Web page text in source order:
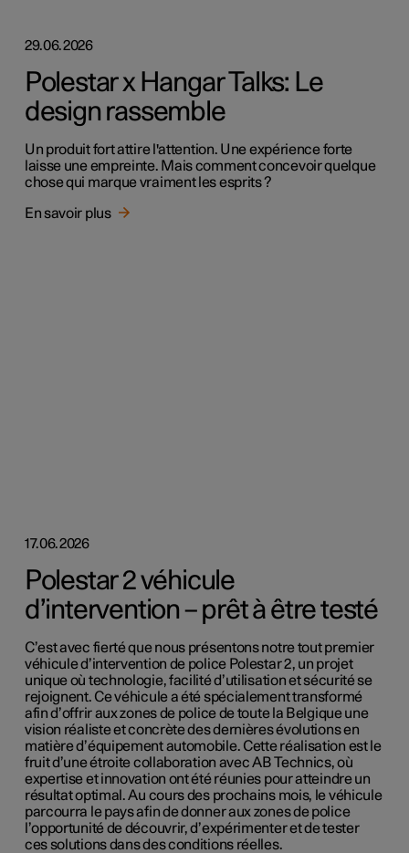
29.06.2026
Polestar x Hangar Talks: Le
design rassemble
Un produit fort attire l'attention. Une expérience forte
laisse une empreinte. Mais comment concevoir quelque
chose qui marque vraiment les esprits ?
En savoir plus
17.06.2026
Polestar 2 véhicule
d’intervention – prêt à être testé
C’est avec fierté que nous présentons notre tout premier
véhicule d’intervention de police Polestar 2, un projet
unique où technologie, facilité d’utilisation et sécurité se
rejoignent. Ce véhicule a été spécialement transformé
afin d’offrir aux zones de police de toute la Belgique une
vision réaliste et concrète des dernières évolutions en
matière d’équipement automobile. Cette réalisation est le
fruit d’une étroite collaboration avec AB Technics, où
expertise et innovation ont été réunies pour atteindre un
résultat optimal. Au cours des prochains mois, le véhicule
parcourra le pays afin de donner aux zones de police
l’opportunité de découvrir, d’expérimenter et de tester
ces solutions dans des conditions réelles.